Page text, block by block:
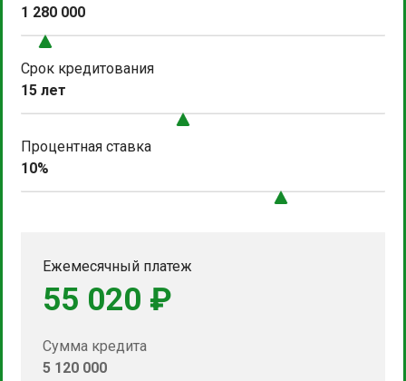
1 280 000
Срок кредитования
15 лет
Процентная ставка
10%
Ежемесячный платеж
55 020 ₽
Сумма кредита
5 120 000